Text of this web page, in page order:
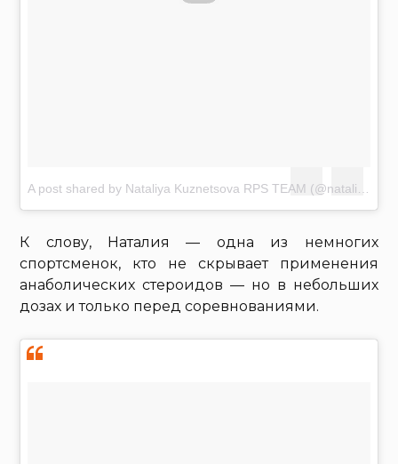
К слову, Наталия — одна из немногих
спортсменок, кто не скрывает применения
анаболических стероидов — но в небольших
дозах и только перед соревнованиями.